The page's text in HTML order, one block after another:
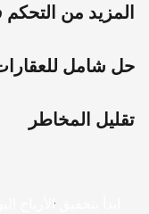
المزيد من
حل شامل
تقليل المخاطر
ابدأ بتحقيق الأرباح